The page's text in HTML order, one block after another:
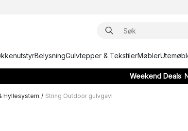
BelysningGulvtepper & TekstilerMøbler
Weekend Deals:
Hyllesystem / String Outdoor gulvgavl